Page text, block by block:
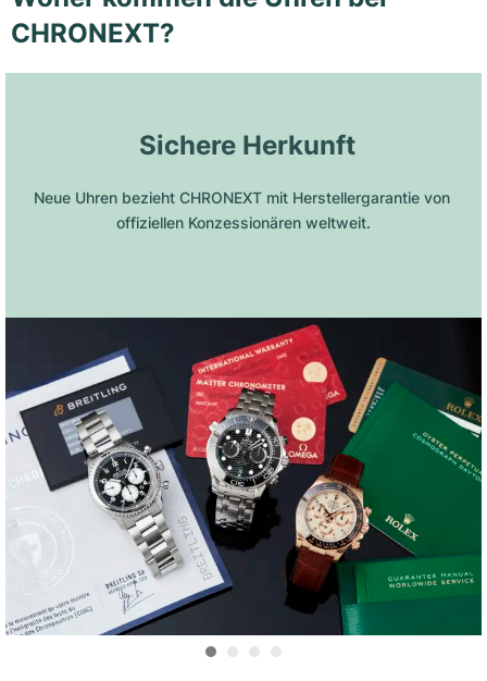
CHRONEXT?
Sichere Herkunft
Neue Uhren bezieht CHRONEXT mit Herstellergarantie von
offiziellen Konzessionären weltweit.